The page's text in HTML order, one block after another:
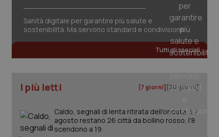
Salute orale & impianti
Tiroide
Tumore al seno
Tumore ovarico
Sanità digitale per garantire più salute e
sostenibilità. Ma servono standard e condivisione
Tutti gli speciali
I più letti [7 giorni] [30 giorni]
Caldo, segnali di lenta ritirata dell'ondata: il 7
agosto restano 26 città da bollino rosso, l'8
scendono a 19